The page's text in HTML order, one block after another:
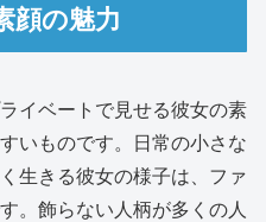
顔の魅力
イベートで見せる彼女の素
いものです。日常の小さな
生きる彼女の様子は、ファ
。飾らない人柄が多くの人